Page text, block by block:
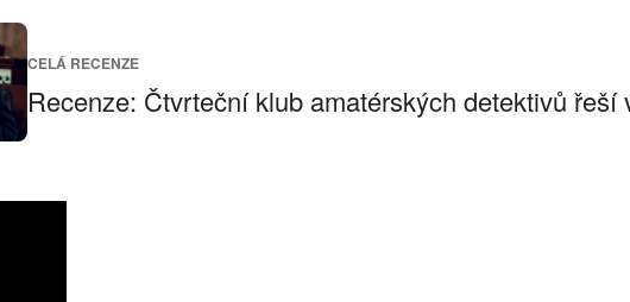
CELÁ RECENZE
Recenze: Čtvrteční klub amatérských detektivů